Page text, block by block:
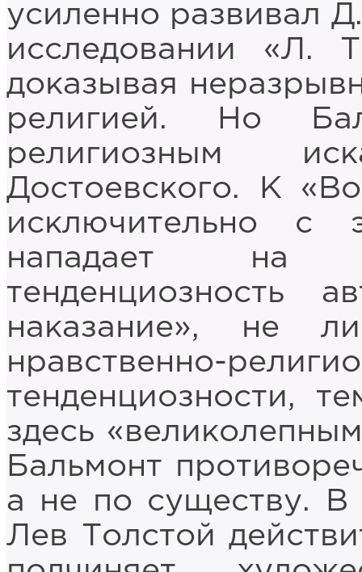
усиленно развивал
исследовании «Л.
доказывая
религией. Но
религиозным
Достоевского. К
исключительно с
нападает на
тенденциозность
наказание», не
нравственно-
тенденциозности,
здесь
Бальмонт
а не по существу. В
Лев Толстой